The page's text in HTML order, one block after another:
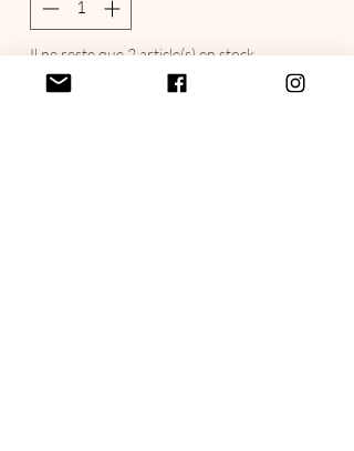
Il ne reste que 2 article(s) en stock